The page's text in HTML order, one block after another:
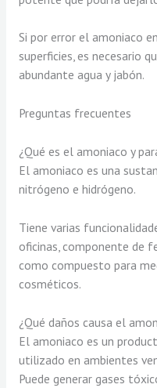
Si por error el amoniaco
superficies, es necesario
abundante agua y jabón.
Preguntas frecuentes
¿Qué es el amoniaco y
El amoniaco es una
nitrógeno e hidrógeno.
Tiene varias
oficinas, componente de
como compuesto para
cosméticos.
¿Qué daños causa el
El amoniaco es un
utilizado en ambientes
Puede generar gases